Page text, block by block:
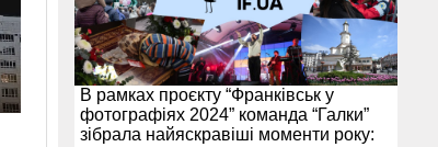
В рамках проєкту “Франківськ у
фотографіях 2024” команда “Галки”
зібрала найяскравіші моменти року: